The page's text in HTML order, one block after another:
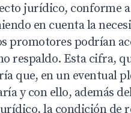
jurídico, conforme a
en cuenta la
promotores podrían
respaldo. Esta cifra,
que, en un eventual
y con ello, además
la condición de